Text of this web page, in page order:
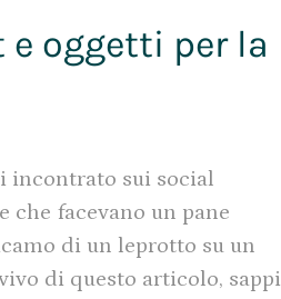
e oggetti per la
incontrato sui social
che facevano un pane
di un leprotto su un
di questo articolo, sappi